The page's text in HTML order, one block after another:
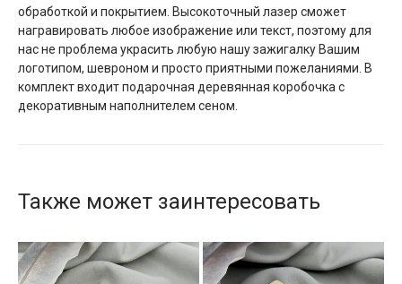
обработкой и покрытием. Высокоточный лазер сможет
награвировать любое изображение или текст, поэтому для
нас не проблема украсить любую нашу зажигалку Вашим
логотипом, шевроном и просто приятными пожеланиями. В
комплект входит подарочная деревянная коробочка с
декоративным наполнителем сеном.
Также может заинтересовать